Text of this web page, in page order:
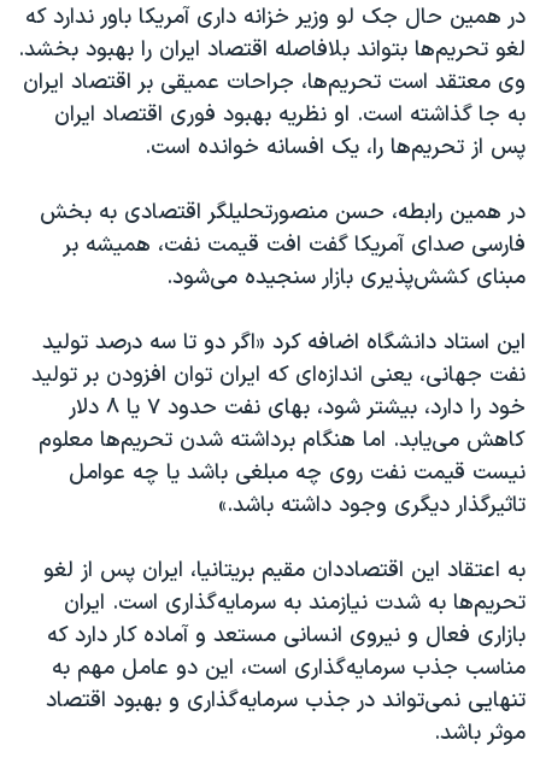
سفر پرزیدنت ترامپ به چین
در همین حال جک لو وزير خزانه داری آمريکا باور ندارد که
لغو تحريم‌ها بتواند بلافاصله اقتصاد ايران را بهبود بخشد.
وی معتقد است تحريم‌ها، جراحات عميقی بر اقتصاد ايران
به جا گذاشته است. او نظریه بهبود فوری اقتصاد ايران
پس از تحريم‌ها را، يک افسانه خوانده است.
در همین رابطه، حسن منصورتحلیلگر اقتصادی به بخش
فارسی صدای آمریکا گفت افت قیمت نفت، همیشه بر
مبنای کشش‌پذیری بازار سنجیده می‌شود.
این استاد دانشگاه اضافه کرد «اگر دو تا سه درصد تولید
نفت جهانی، یعنی اندازه‌‌ای که ایران توان افزودن بر تولید
خود را دارد، بیشتر شود، بهای نفت حدود ۷ یا ۸ دلار
کاهش می‌یابد. اما هنگام برداشته شدن تحریم‌ها معلوم
نیست قیمت نفت روی چه مبلغی باشد یا چه عوامل
تاثیرگذار دیگری وجود داشته باشد.»
به اعتقاد این اقتصاددان مقیم بریتانیا، ایران پس از لغو
تحریم‌ها به شدت نیازمند به سرمایه‌گذاری است. ایران
بازاری فعال و نیروی انسانی مستعد و آماده کار دارد که
مناسب جذب سرمایه‌گذاری است، این دو عامل مهم به
تنهایی نمی‌تواند در جذب سرمایه‌گذاری و بهبود اقتصاد
موثر باشد.